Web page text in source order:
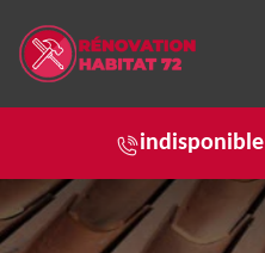
indisponible